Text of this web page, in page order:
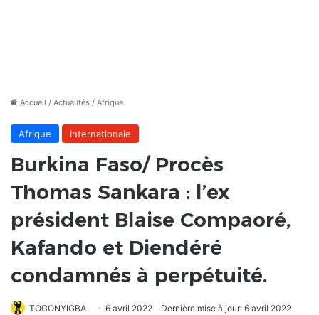
Accueil / Actualités / Afrique
Afrique Internationale
Burkina Faso/ Procès
Thomas Sankara : l’ex
président Blaise Compaoré,
Kafando et Diendéré
condamnés à perpétuité.
TOGONYIGBA 6 avril 2022 Dernière mise à jour: 6 avril 2022